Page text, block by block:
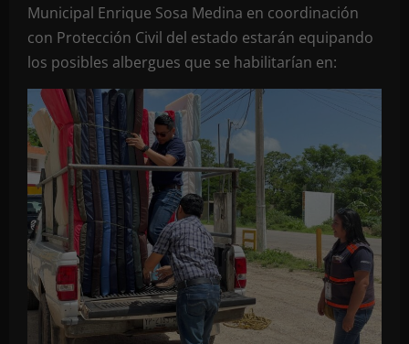
Municipal Enrique Sosa Medina en coordinación
con Protección Civil del estado estarán equipando
los posibles albergues que se habilitarían en: